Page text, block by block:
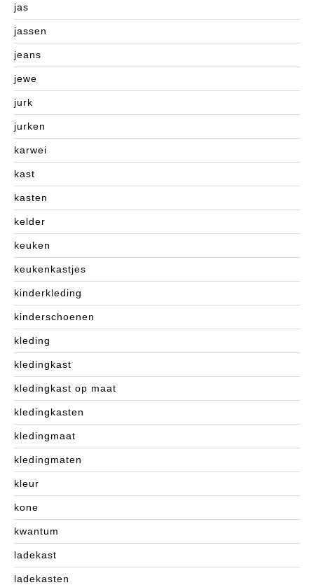
jas
jassen
jeans
jewe
jurk
jurken
karwei
kast
kasten
kelder
keuken
keukenkastjes
kinderkleding
kinderschoenen
kleding
kledingkast
kledingkast op maat
kledingkasten
kledingmaat
kledingmaten
kleur
kone
kwantum
ladekast
ladekasten